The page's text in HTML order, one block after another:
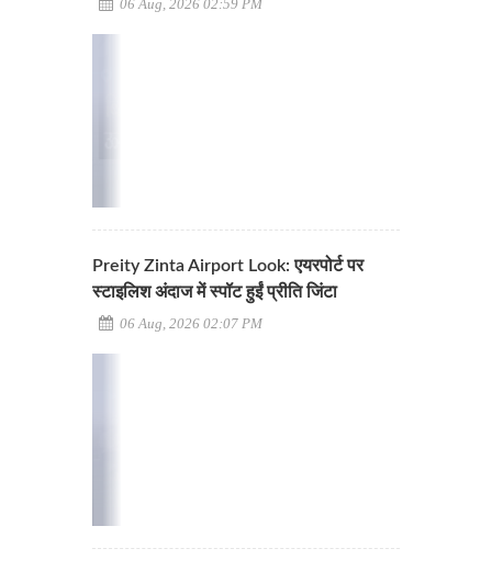
06 Aug, 2026 02:59 PM
Preity Zinta Airport Look: एयरपोर्ट पर
स्टाइलिश अंदाज में स्पॉट हुईं प्रीति जिंटा
06 Aug, 2026 02:07 PM